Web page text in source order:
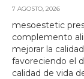
7 AGOSTO, 2026
mesoestetic
complemento
mejorar la
favoreciendo el
calidad de vida